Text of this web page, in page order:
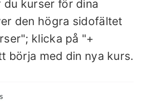
du kurser för dina
den högra sidofältet
klicka på "+
börja med din nya kurs.